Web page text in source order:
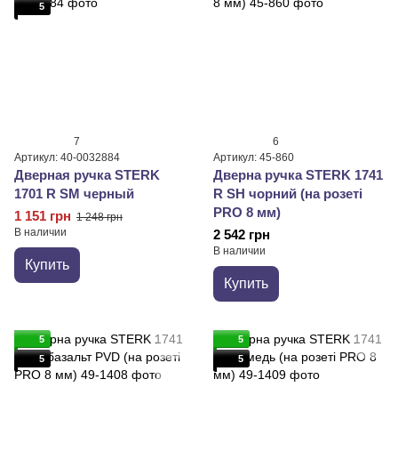
5
7
Артикул: 40-0032884
Дверная ручка STERK
1701 R SM черный
1 151 грн 1 248 грн
В наличии
Купить
6
Артикул: 45-860
Дверна ручка STERK 1741
R SH чорний (на розеті
PRO 8 мм)
2 542 грн
В наличии
Купить
5
5
5
5